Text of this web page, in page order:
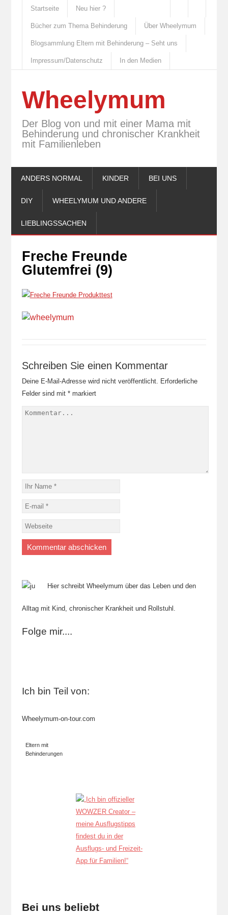
Startseite Neu hier ?
Bücher zum Thema Behinderung Über Wheelymum
Blogsammlung Eltern mit Behinderung – Seht uns
Impressum/Datenschutz In den Medien
Wheelymum
Der Blog von und mit einer Mama mit
Behinderung und chronischer Krankheit
mit Familienleben
ANDERS NORMAL KINDER BEI UNS
DIY WHEELYMUM UND ANDERE
LIEBLINGSSACHEN
Freche Freunde
Glutemfrei (9)
Schreiben Sie einen Kommentar
Deine E-Mail-Adresse wird nicht veröffentlicht. Erforderliche
Felder sind mit *markiert
Hier schreibt Wheelymum über das Leben und den
Alltag mit Kind, chronischer Krankheit und Rollstuhl.
Folge mir....
Ich bin Teil von:
Wheelymum-on-tour.com
Eltern mit
Behinderungen
Bei uns beliebt